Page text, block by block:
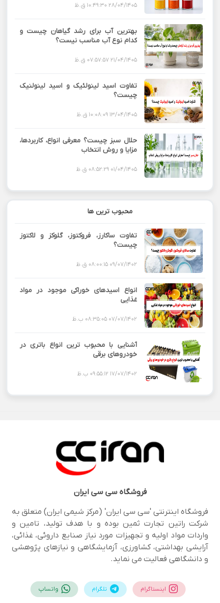
28/04/1405 10:49:30 ق.ظ
بهترین آب برای رشد گیاهان چیست و
کدام نوع آب مناسب نیست؟
21/04/1405 07:57:57 ق.ظ
تفاوت اسید لینولئیک و اسید لینولنیک
چیست؟
13/04/1405 10:08:09 ق.ظ
حلال سبز چیست؟ معرفی انواع، کاربردها،
مزایا و روش انتخاب
01/04/1405 08:52:29 ق.ظ
محبوب ترین ها
تفاوت ساکارز، فروکتوز، گلوکز و لاکتوز
چیست؟
09/07/1402 08:00:15 ق.ظ
انواع اسیدهای خوراکی موجود در مواد
غذایی
07/07/1402 08:35:05 ب.ظ
آشنایی با محبوب ترین انواع باتری در
خودروهای برقی
17/07/1402 09:55:12 ب.ظ
فروشگاهسی سی ایران
فروشگاه اینترنتی 'سی سی ایران' (مرکز شیمی ایران) متعلق به
شرکت راتین تجارت ثمین بوده و با هدف تولید، تامین و
واردات مواد اولیه و تجهیزات مورد نیاز صنایع داروئی، غذائی،
آرایشی بهداشتی، کشاورزی، آزمایشگاهی و نیازهای پژوهشی
و دانشگاهی فعالیت می نماید.
اینستاگرام تلگرام واتساپ